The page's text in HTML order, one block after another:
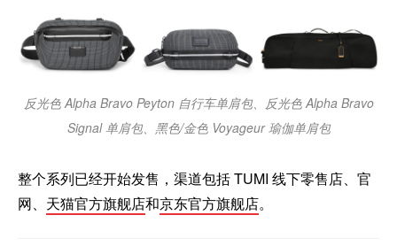
反光色 Alpha Bravo Peyton 自行车单肩包、反光色 Alpha Bravo
Signal 单肩包、黑色/金色 Voyageur 瑜伽单肩包
整个系列已经开始发售，渠道包括 TUMI 线下零售店、官
网、 天猫官方旗舰店和京东官方旗舰店。